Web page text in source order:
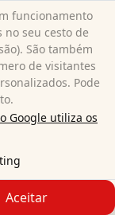
funcionamento
seu cesto de
São também
de visitantes
Pode
Google utiliza os
Aceitar